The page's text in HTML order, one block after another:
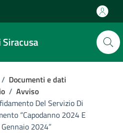
/ Documenti e dati
/ Avviso
Del Servizio Di
“Capodanno 2024 E
2024”